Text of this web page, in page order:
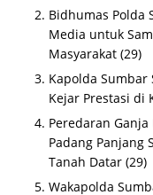
Bidhumas Polda
Media untuk
Masyarakat (29)
Kapolda Sumbar
Kejar Prestasi di
Peredaran
Padang Panjang
Tanah Datar (29)
Wakapolda